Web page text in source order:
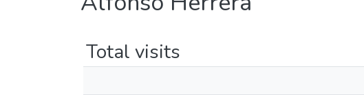
Total visits